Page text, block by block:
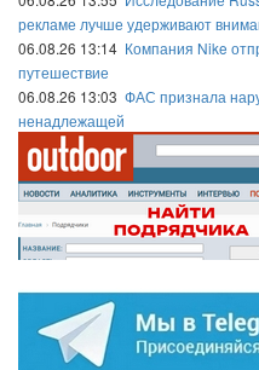
рекламе лучше удерживают
06.08.26 13:14 Компания Nike
путешествие
06.08.26 13:03 ФАС признала
ненадлежащей